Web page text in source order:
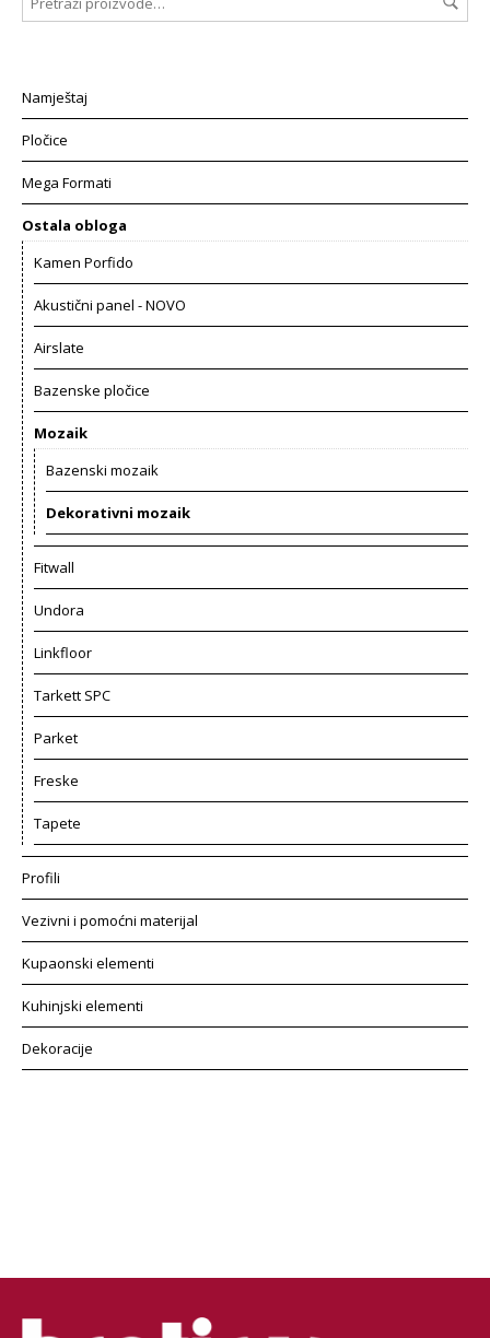
Namještaj
Pločice
Mega Formati
Ostala obloga
Kamen Porfido
Akustični panel - NOVO
Airslate
Bazenske pločice
Mozaik
Bazenski mozaik
Dekorativni mozaik
Fitwall
Undora
Linkfloor
Tarkett SPC
Parket
Freske
Tapete
Profili
Vezivni i pomoćni materijal
Kupaonski elementi
Kuhinjski elementi
Dekoracije